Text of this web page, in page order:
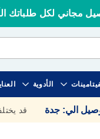
مجاني لكل طلباتك الأكثر
الأدوية
الي: جدة قد